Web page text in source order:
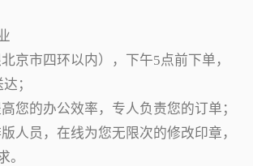
京市四环以内），下午5点前下单，
；
您的办公效率，专人负责您的订单；
人员，在线为您无限次的修改印章，
。